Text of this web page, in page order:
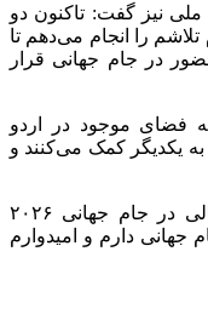
نیز گفت: تاکنون دو
را انجام می‌دهم تا
در جام جهانی قرار
فضای موجود در اردو
یکدیگر کمک می‌کنند و
حاجی‌عیدی در پایان درباره حضور احتمالی در جام جهانی ۲۰۲۶
دارم و امیدوارم